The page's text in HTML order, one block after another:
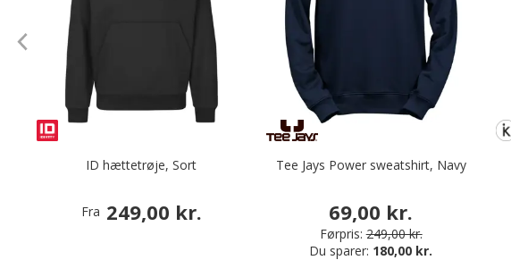
ID hættetrøje, Sort
Fra 249,00 kr.
Tee Jays Power sweatshirt, Navy
69,00 kr.
Førpris: 249,00 kr.
Du sparer: 180,00 kr.